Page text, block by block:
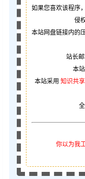
如果您喜欢该程序
侵
本站网盘链接内的
站长
本
本站采用 知识共
你以为我